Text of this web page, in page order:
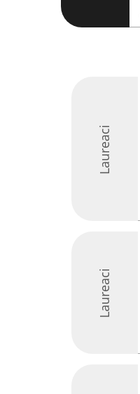
Laureaci
Laureaci